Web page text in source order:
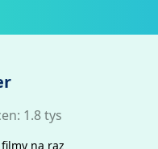
1.8 tys
na raz